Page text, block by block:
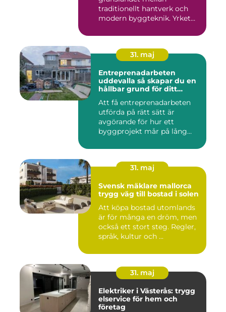
traditionellt hantverk och
modern byggteknik. Yrket
31. maj
Entreprenadarbeten
uddevalla så skapar du en
hållbar grund för ditt
Att få entreprenadarbeten
utförda på rätt sätt är
avgörande för hur ett
byggprojekt mår på lång
31. maj
Svensk mäklare mallorca
trygg väg till bostad i solen
Att köpa bostad utomlands
är för många en dröm, men
också ett stort steg. Regler,
språk, kultur och ...
31. maj
Elektriker i Västerås: trygg
elservice för hem och
företag